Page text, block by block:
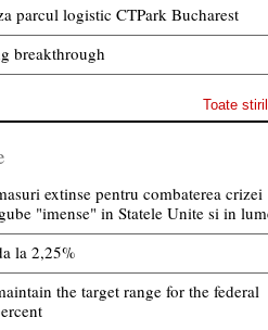
parcul logistic CTPark Bucharest
breakthrough
Toate
extinse pentru combaterea crizei
"imense" in Statele Unite si in
la 2,25%
the target range for the federal